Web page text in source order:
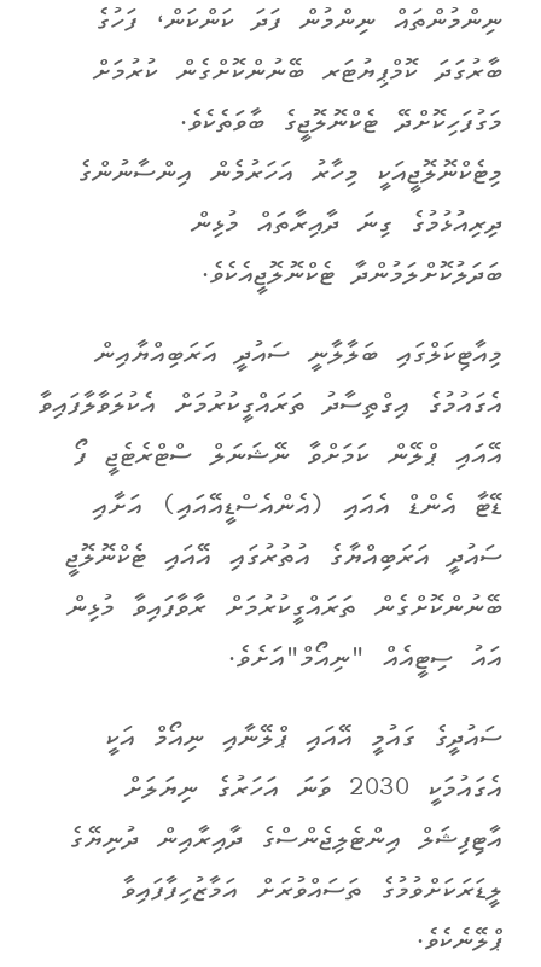
ނިންމުންތައް ނިންމުން ފަދަ ކަންކަން، ފަހުގެ
ބާރުގަދަ ކޮމްޕިޔުޓަރ ބޭނުންކޮށްގެން ކުރުމަށް
މަގުފަހިކޮށްދޭ ޓެކްނޮލޮޖީގެ ބާވަތެކެވެ.
މިޓެކްނޮލޮޖީއަކީ މިހާރު އަހަރުމެން އިންސާނުންގެ
ދިރިއުޅުމުގެ ގިނަ ދާއިރާތައް މުޅިން
ބަދަލުކޮށްލަމުންދާ ޓެކްނޮލޮޖީއެކެވެ.
މިއާޓިކަލްގައި ބަލާލާނީ ސައުދީ އަރަބިއްޔާއިން
އެގައުމުގެ އިގްތިސާދު ތަރައްގީކުރުމަށް އެކުލަވާލާފައިވާ
އޭއައި ޕްލޭން ކަމަށްވާ ނޭޝަނަލް ސްޓްރެޓެޖީ ފޯ
ޑޭޓާ އެންޑް އެއައި (އެންއެސްޑީއޭއައި) އަށާއި
ސައުދީ އަރަބިއްޔާގެ އުތުރުގައި އޭއައި ޓެކްނޮލޮޖީ
ބޭނުންކޮށްގެން ތަރައްގީކުރުމަށް ރާވާފައިވާ މުޅިން
އައު ސިޓީއެއް "ނިއޯމް"އަށެވެ.
ސައުދީގެ ގައުމީ އޭއައި ޕްލޭނާއި ނިއޯމް އަކީ
އެގައުމަކީ 2030 ވަނަ އަހަރުގެ ނިޔަލަށް
އާޓިފިޝަލް އިންޓެލިޖެންސްގެ ދާއިރާއިން ދުނިޔޭގެ
ލީޑަރަކަށްވުމުގެ ތަސައްވުރަށް އަމާޒުހިފާފައިވާ
ޕްލޭނެކެވެ.